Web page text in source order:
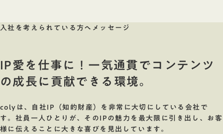
入社を考えられている方へメッセージ
IP愛を仕事に！一気通貫でコンテンツ
の成長に貢献できる環境。
colyは、自社IP（知的財産）を非常に大切にしている会社で
す。社員一人ひとりが、そのIPの魅力を最大限に引き出し、お客
様に伝えることに大きな喜びを見出しています。